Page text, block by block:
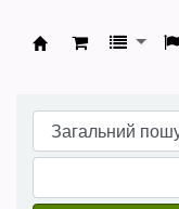
Бібліотека